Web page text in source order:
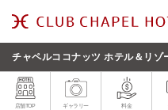
チャペルココナッツ ホテル＆リゾ
店舗TOP ギャラリー 料金